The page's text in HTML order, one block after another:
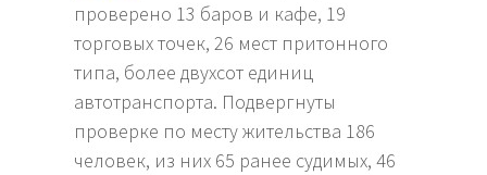
проверено 13 баров и кафе, 19
торговых точек, 26 мест притонного
типа, более двухсот единиц
автотранспорта. Подвергнуты
проверке по месту жительства 186
человек, из них 65 ранее судимых, 46